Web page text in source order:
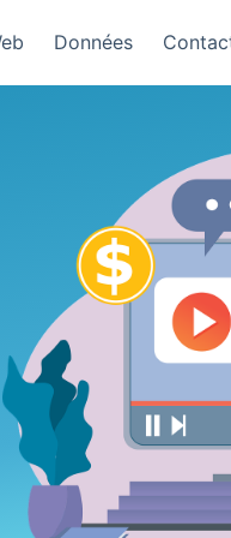
Données